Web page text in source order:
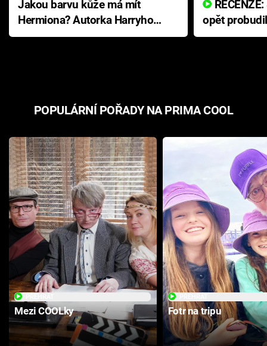
Jakou barvu kůže má mít
Hermiona? Autorka Harryho
Pottera přišla s ráznou
opět
přichází s
POPULÁRNÍ POŘADY NA PRIMA COOL
Mezi COOLky Fotr na tripu